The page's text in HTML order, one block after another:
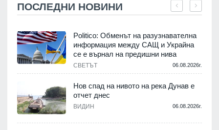
ПОСЛЕДНИ НОВИНИ
Politico: Обменът на разузнавателна
информация между САЩ и Украйна
се е върнал на предишни нива
СВЕТЪТ 06.08.2026г.
Нов спад на нивото на река Дунав е
отчет днес
ВИДИН 06.08.2026г.